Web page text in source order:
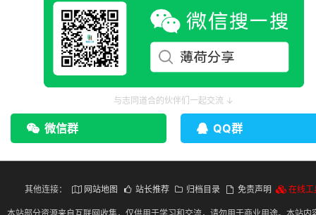
与志同道合的伙伴们一起交流 ↓
微信群 QQ群
其他连接： 网站地图 站长推荐 归档目录 免责声明 在线工